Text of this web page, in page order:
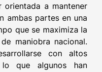
a mantener
ambas partes en una
que se maximiza la
maniobra nacional.
con altos
que algunos han